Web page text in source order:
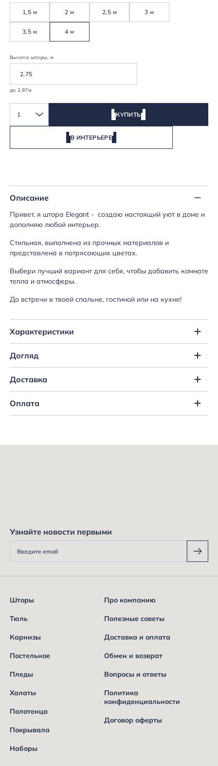
1,5 м 2 м 2,5 м 3 м
3,5 м 4 м
Высота шторы, м
до 2.97м
1 КУПИТЬ
В ИНТЕРЬЕРЕ
Описание
Привет, я штора Elegant - создаю настоящий уют в доме и
дополняю любой интерьер.
Стильная, выполнена из прочных материалов и
представлена в потрясающих цветах.
Выбери лучший вариант для себя, чтобы добавить комнате
тепла и атмосферы.
До встречи в твоей спальне, гостиной или на кухне!
Характеристики
Догляд
Доставка
Оплата
Узнайте новости первыми
Шторы
Тюль
Карнизы
Постельное
Пледы
Халаты
Полотенца
Покрывала
Наборы
Про компанию
Полезные советы
Доставка и оплата
Обмен и возврат
Вопросы и ответы
Политика
конфиденциальности
Договор оферты